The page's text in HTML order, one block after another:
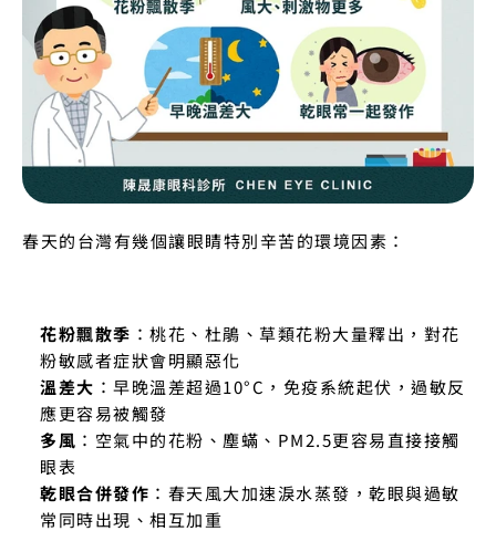
春天的台灣有幾個讓眼睛特別辛苦的環境因素：
花粉飄散季 ：桃花、杜鵑、草類花粉大量釋出，對花
粉敏感者症狀會明顯惡化
溫差大 ：早晚溫差超過10°C，免疫系統起伏，過敏反
應更容易被觸發
多風 ：空氣中的花粉、塵蟎、PM2.5更容易直接接觸
眼表
乾眼合併發作 ：春天風大加速淚水蒸發，乾眼與過敏
常同時出現、相互加重